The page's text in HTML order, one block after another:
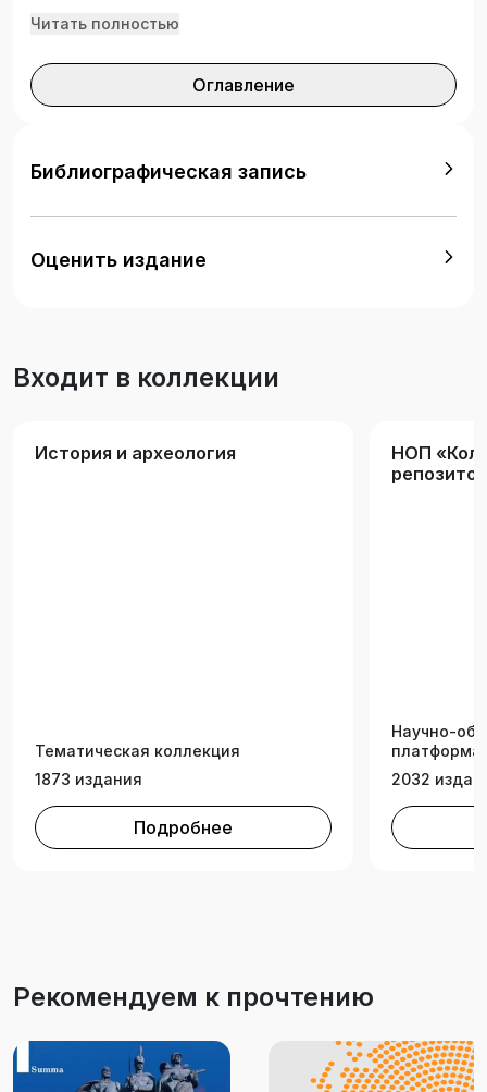
образы и лики, выраженные в различных
российской философии. Они являются лишь
приблизительными копиями реального
многообразной России, предлагая взявшему ее
оппонента этого труда, либо человека,
соглашающегося с мыслями автора, либо
частично первое и второе.
Читать полностью
Оглавление
Библиографическая запись
Оценить издание
Входит в коллекции
История и археология
Тематическая коллекция
1873 издания
Подробнее
НОП
Научно-
платформа
2032
Рекомендуем к прочтению